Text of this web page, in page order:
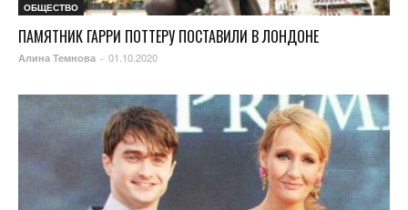
ОБЩЕСТВО
ПАМЯТНИК ГАРРИ ПОТТЕРУ ПОСТАВИЛИ В ЛОНДОНЕ
Алина Темнова - 01.10.2020